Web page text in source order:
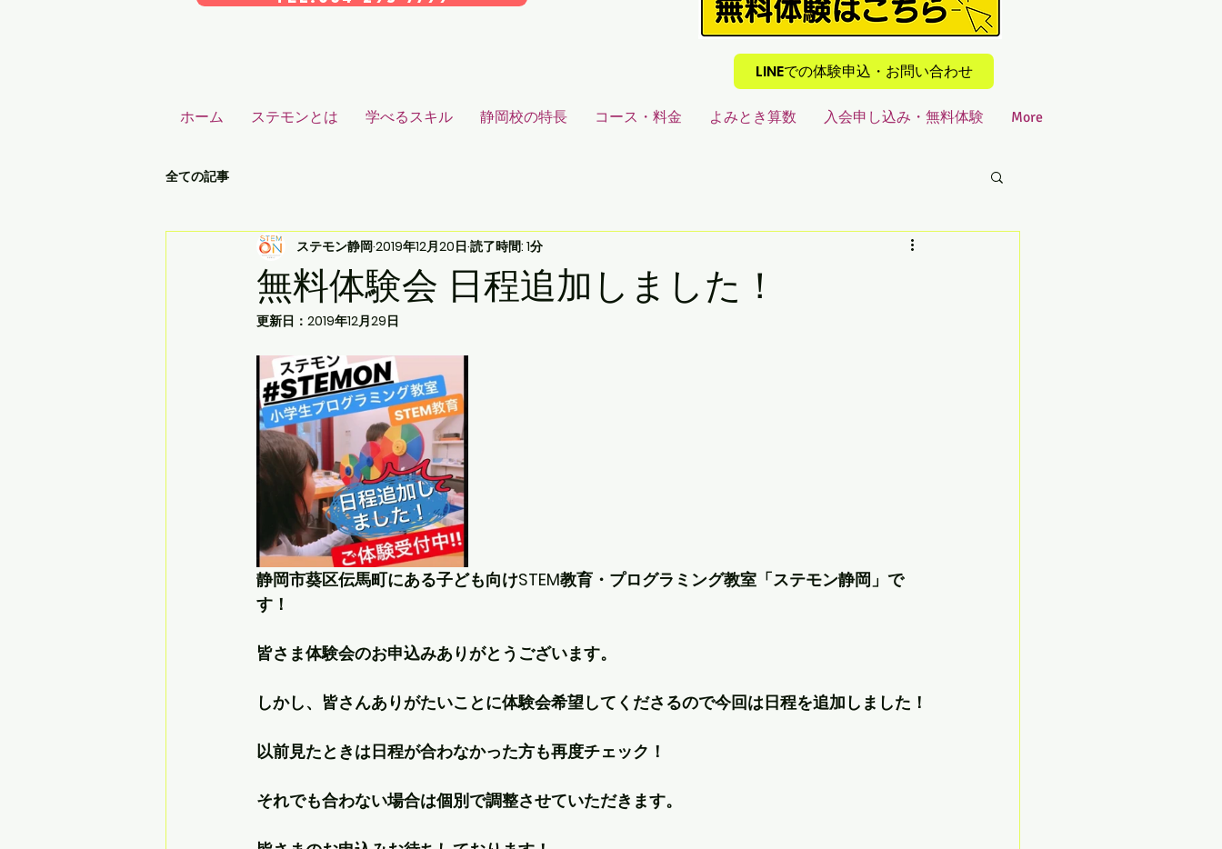
LINEでの体験申込・お問い合わせ
ホーム ステモンとは 学べるスキル 静岡校の特長 コース・料金 よみとき算数 入会申し込み・無料体験 More
全ての記事
無料体験会 日程追加しました！
ステモン静岡2019年12月20日 読了時間: 1分
更新日： 2019年12月29日
静岡市葵区伝馬町にある子ども向けSTEM教育・プログラミング教室「ステモン静岡」で
す！
皆さま体験会のお申込みありがとうございます。
しかし、皆さんありがたいことに体験会希望してくださるので今回は日程を追加しました！
以前見たときは日程が合わなかった方も再度チェック！
それでも合わない場合は個別で調整させていただきます。